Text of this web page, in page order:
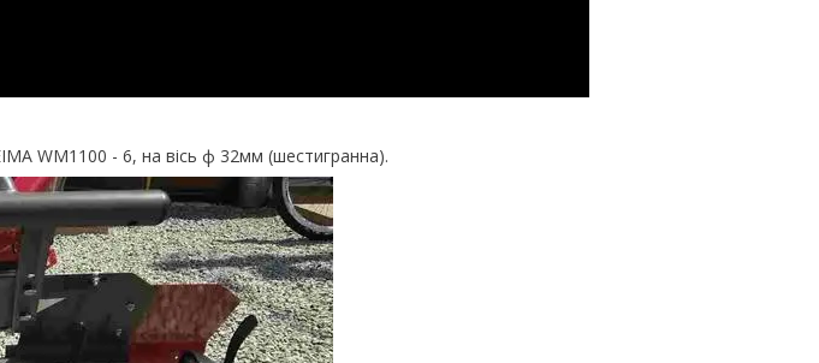
WM1100 - 6, на вісь ф 32мм (шестигранна).